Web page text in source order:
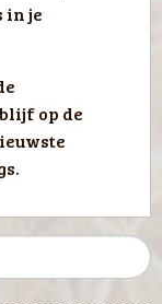
in je
op de